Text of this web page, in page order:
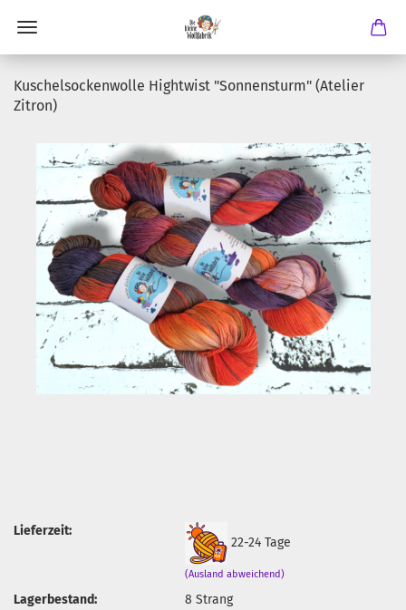
Kuschelsockenwolle Hightwist "Sonnensturm" (Atelier
Zitron)
Lieferzeit:
22-24 Tage
(Ausland abweichend)
Lagerbestand: 8Strang